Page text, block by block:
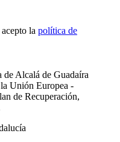
la política de
Alcalá de Guadaíra
Unión Europea -
de Recuperación,